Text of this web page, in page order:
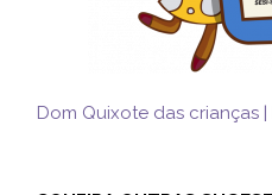
Dom Quixote das crianças